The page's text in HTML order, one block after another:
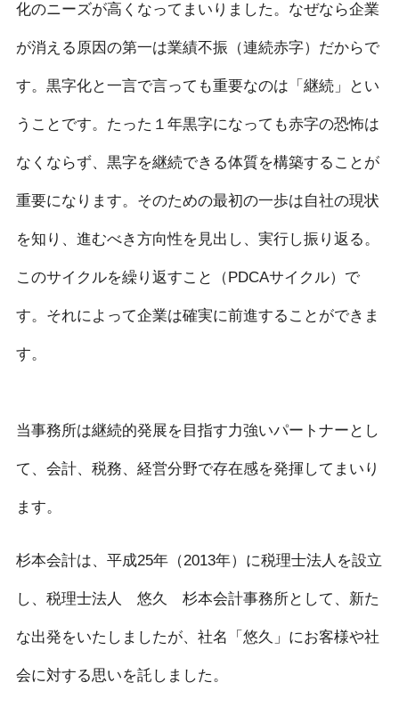
化のニーズが高くなってまいりました。なぜなら企業
が消える原因の第一は業績不振（連続赤字）だからで
す。黒字化と一言で言っても重要なのは「継続」とい
うことです。たった１年黒字になっても赤字の恐怖は
なくならず、黒字を継続できる体質を構築することが
重要になります。そのための最初の一歩は自社の現状
を知り、進むべき方向性を見出し、実行し振り返る。
このサイクルを繰り返すこと（PDCAサイクル）で
す。それによって企業は確実に前進することができま
す。
当事務所は継続的発展を目指す力強いパートナーとし
て、会計、税務、経営分野で存在感を発揮してまいり
ます。
杉本会計は、平成25年（2013年）に税理士法人を設立
し、税理士法人 悠久 杉本会計事務所として、新た
な出発をいたしましたが、社名「悠久」にお客様や社
会に対する思いを託しました。